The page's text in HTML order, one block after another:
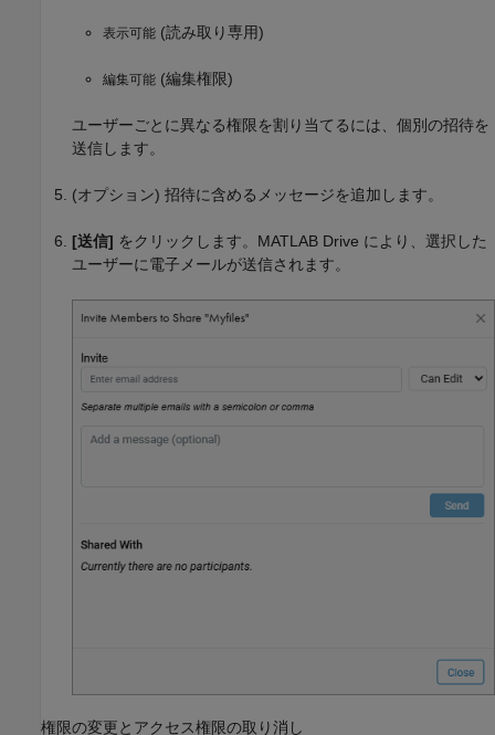
表示可能 (読み取り専用)
編集可能 (編集権限)
ユーザーごとに異なる権限を割り当てるには、個別の招待を
送信します。
(オプション) 招待に含めるメッセージを追加します。
[送信] をクリックします。 MATLAB Drive により、選択した
ユーザーに電子メールが送信されます。
権限の変更とアクセス権限の取り消し